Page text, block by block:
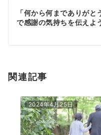
ン
「何から何までありが
で感謝の気持ちを伝えよ
関連記事
2024年4月25日